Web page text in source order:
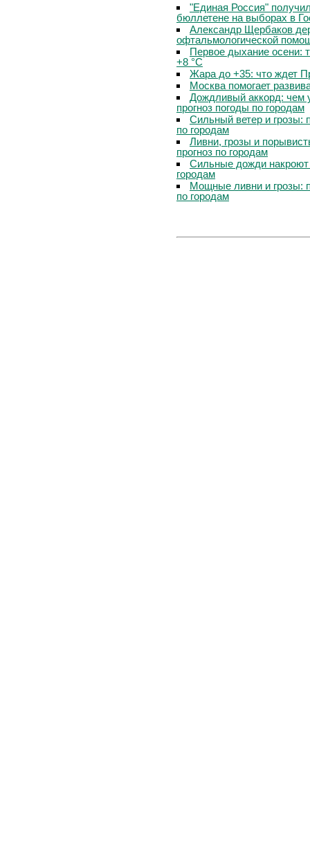
"Единая Россия"
бюллетене на выборах в
Александр Щербаков
офтальмологической
Первое дыхание осени:
+8 °C
Жара до +35: что ждет
Москва помогает
Дождливый аккорд: чем
прогноз погоды по городам
Сильный ветер и грозы:
по городам
Ливни, грозы и
прогноз по городам
Сильные дожди
городам
Мощные ливни и грозы:
по городам